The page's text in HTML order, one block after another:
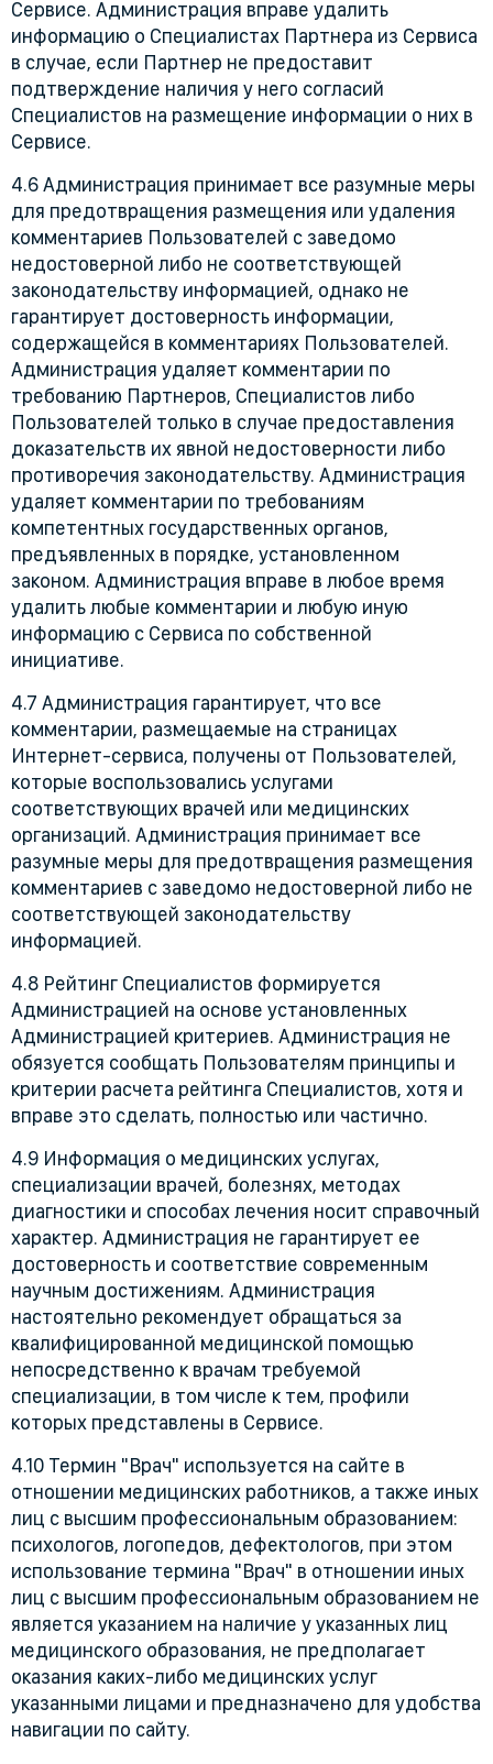
Сервисе. Администрация вправе удалить
информацию о Специалистах Партнера из Сервиса
в случае, если Партнер не предоставит
подтверждение наличия у него согласий
Специалистов на размещение информации о них в
Сервисе.
4.6 Администрация принимает все разумные меры
для предотвращения размещения или удаления
комментариев Пользователей с заведомо
недостоверной либо не соответствующей
законодательству информацией, однако не
гарантирует достоверность информации,
содержащейся в комментариях Пользователей.
Администрация удаляет комментарии по
требованию Партнеров, Специалистов либо
Пользователей только в случае предоставления
доказательств их явной недостоверности либо
противоречия законодательству. Администрация
удаляет комментарии по требованиям
компетентных государственных органов,
предъявленных в порядке, установленном
законом. Администрация вправе в любое время
удалить любые комментарии и любую иную
информацию с Сервиса по собственной
инициативе.
4.7 Администрация гарантирует, что все
комментарии, размещаемые на страницах
Интернет-сервиса, получены от Пользователей,
которые воспользовались услугами
соответствующих врачей или медицинских
организаций. Администрация принимает все
разумные меры для предотвращения размещения
комментариев с заведомо недостоверной либо не
соответствующей законодательству
информацией.
4.8 Рейтинг Специалистов формируется
Администрацией на основе установленных
Администрацией критериев. Администрация не
обязуется сообщать Пользователям принципы и
критерии расчета рейтинга Специалистов, хотя и
вправе это сделать, полностью или частично.
4.9 Информация о медицинских услугах,
специализации врачей, болезнях, методах
диагностики и способах лечения носит справочный
характер. Администрация не гарантирует ее
достоверность и соответствие современным
научным достижениям. Администрация
настоятельно рекомендует обращаться за
квалифицированной медицинской помощью
непосредственно к врачам требуемой
специализации, в том числе к тем, профили
которых представлены в Сервисе.
4.10 Термин "Врач" используется на сайте в
отношении медицинских работников, а также иных
лиц с высшим профессиональным образованием:
психологов, логопедов, дефектологов, при этом
использование термина "Врач" в отношении иных
лиц с высшим профессиональным образованием не
является указанием на наличие у указанных лиц
медицинского образования, не предполагает
оказания каких-либо медицинских услуг
указанными лицами и предназначено для удобства
навигации по сайту.